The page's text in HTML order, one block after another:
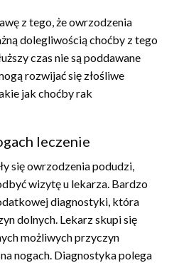
z tego, że owrzodzenia
dolegliwością choćby z tego
czas nie są poddawane
rozwijać się złośliwe
jak choćby rak
leczenie
się owrzodzenia podudzi,
wizytę u lekarza. Bardzo
diagnostyki, która
dolnych. Lekarz skupi się
możliwych przyczyn
nogach. Diagnostyka polega